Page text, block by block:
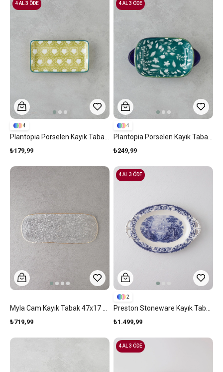
₺179,99
4
4 AL 3 ÖDE
₺249,99
4
4 AL 3 ÖDE
₺719,99 ₺1.499,99
2
4 AL 3 ÖDE
4 AL 3 ÖDE